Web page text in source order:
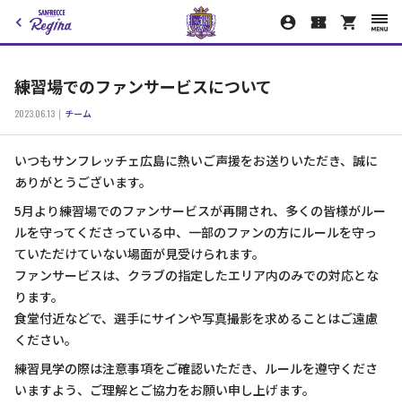
練習場でのファンサービスについて
2023.06.13 チーム
いつもサンフレッチェ広島に熱いご声援をお送りいただき、誠に
ありがとうございます。
5月より練習場でのファンサービスが再開され、多くの皆様がルー
ルを守ってくださっている中、一部のファンの方にルールを守っ
ていただけていない場面が見受けられます。
ファンサービスは、クラブの指定したエリア内のみでの対応とな
ります。
食堂付近などで、選手にサインや写真撮影を求めることはご遠慮
ください。
練習見学の際は注意事項をご確認いただき、ルールを遵守くださ
いますよう、ご理解とご協力をお願い申し上げます。